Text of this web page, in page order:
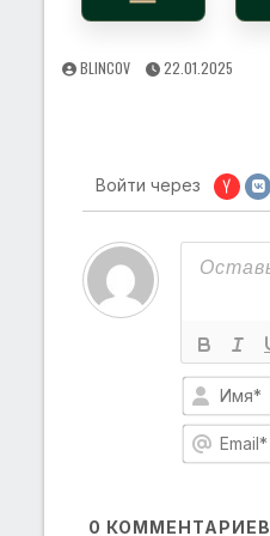
AUTHOR:
BLINCOV
PUBLISHED
22.01.2025
Войти через
0 КОММЕНТАРИЕВ